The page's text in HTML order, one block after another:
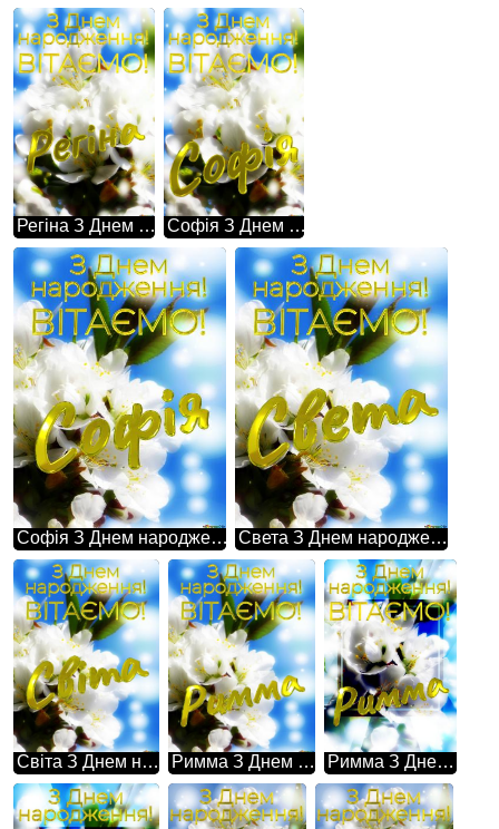
Регіна З Днем народження! Гарні білі квіти на дереві весною - це свідчення того, що природа здатна на дива. Софія З Днем народження! Гарні білі квіти на дереві весною - це свідчення того, що природа здатна на дива.
Софія З Днем народження! Білі квіти на дереві - це весняна чарівність і ніжність в одному. Света З Днем народження! Білі квіти на дереві - це весняна чарівність і ніжність в одному.
Світа З Днем народження! Білі квіти на дереві - це весняна чарівність і ніжність в одному. Римма З Днем народження! Білі квіти на дереві - це весняна чарівність і ніжність в одному. Римма З Днем народження! Ця фотографія просто зачаровує своєю красою - гарні білі квіти на дереві весною.